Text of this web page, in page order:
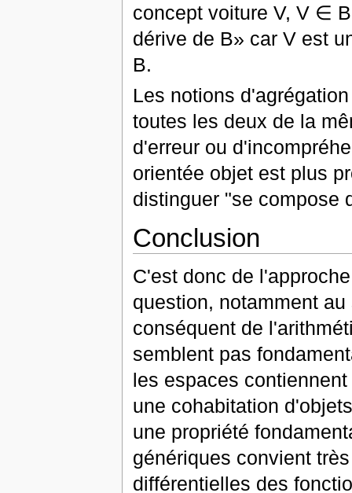
concept voiture V, V ∈
dérive de B» car V est
B.
Les notions
toutes les deux de la
d'erreur ou
orientée objet est plus
distinguer "se compose
Conclusion
C'est donc de
question, notamment
conséquent de
semblent pas
les espaces
une cohabitation
une propriété
génériques convient
différentielles des